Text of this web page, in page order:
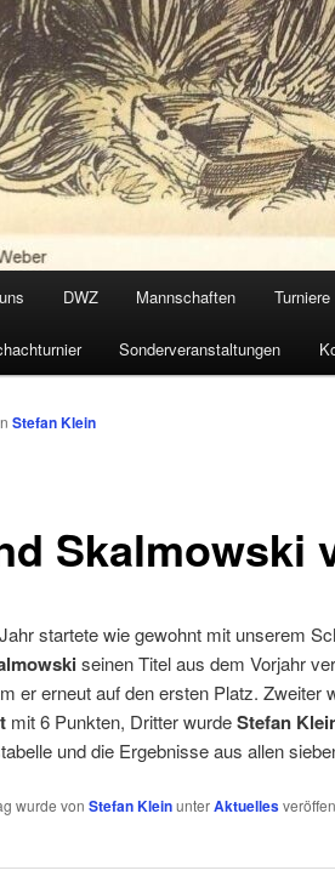
DWZ Mannschaften Turniere
Sonderveranstaltungen
Skalmowski
Stefan Klein
startete wie gewohnt mit unserem
seinen Titel aus dem Vorjahr
er erneut auf den ersten Platz. Zweiter
mit 6 Punkten, Dritter wurdeStefan
und die Ergebnisse aus allen
wurde von Stefan KleinunterAktuelles